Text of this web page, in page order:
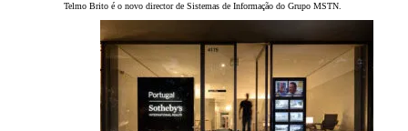
Telmo Brito é o novo director de Sistemas de Informação do Grupo MSTN.